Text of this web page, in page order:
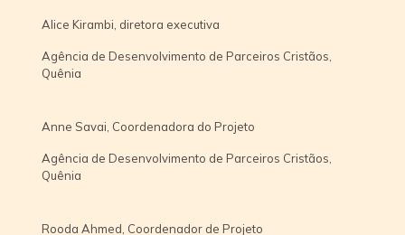
Alice Kirambi, diretora executiva
Agência de Desenvolvimento de Parceiros Cristãos,
Quênia
Anne Savai, Coordenadora do Projeto
Agência de Desenvolvimento de Parceiros Cristãos,
Quênia
Rooda Ahmed, Coordenador de Projeto